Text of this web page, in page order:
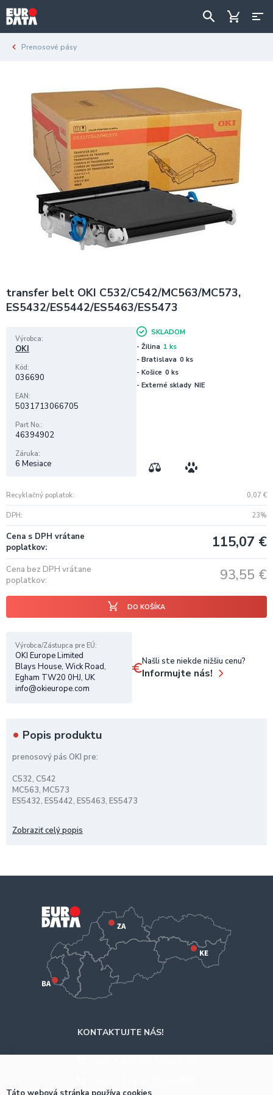
Prenosové pásy
transfer belt OKI C532/C542/MC563/MC573,
ES5432/ES5442/ES5463/ES5473
Recyklačný poplatok 0,07 €
DPH 23%
Cena s DPH vrátane
poplatkov
115,07 €
Cena bez DPH vrátane
poplatkov
93,55 €
DO KOŠÍKA
Výrobca
OKI
Kód
036690
EAN
5031713066705
Part No.
46394902
Záruka
6 Mesiace
SKLADOM
- Žilina 1 ks
- Bratislava 0 ks
- Košice 0 ks
- Externé sklady NIE
Výrobca/Zástupca pre EÚ
OKI Europe Limited
Blays House, Wick Road,
Egham TW20 0HJ, UK
info@okieurope.com
Našli ste niekde nižšiu cenu?
Informujte nás!
Popis produktu
prenosový pás OKI pre:
C532, C542
MC563, MC573
ES5432, ES5442, ES5463, ES5473
Zobraziť celý popis
KONTAKTUJTE NÁS!